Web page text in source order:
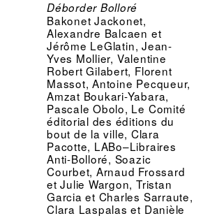
Déborder Bolloré
Bakonet Jackonet,
Alexandre Balcaen et
Jérôme LeGlatin, Jean-
Yves Mollier, Valentine
Robert Gilabert, Florent
Massot, Antoine Pecqueur,
Amzat Boukari-Yabara,
Pascale Obolo, Le Comité
éditorial des éditions du
bout de la ville, Clara
Pacotte, LABo–Libraires
Anti-Bolloré, Soazic
Courbet, Arnaud Frossard
et Julie Wargon, Tristan
Garcia et Charles Sarraute,
Clara Laspalas et Danièle